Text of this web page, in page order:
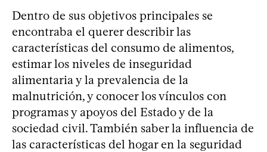
Dentro de sus objetivos principales se
encontraba el querer describir las
características del consumo de alimentos,
estimar los niveles de inseguridad
alimentaria y la prevalencia de la
malnutrición, y conocer los vínculos con
programas y apoyos del Estado y de la
sociedad civil. También saber la influencia de
las características del hogar en la seguridad